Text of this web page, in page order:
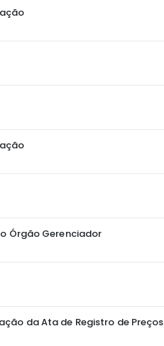
Órgão Gerenciador
da Ata de Registro de Preços